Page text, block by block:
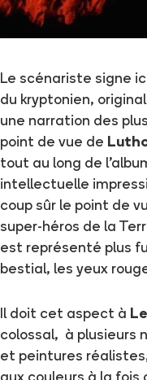
Le scénariste signe
du kryptonien,
une narration des
point de vue de
tout au long de
intellectuelle
coup sûr le point de
super-héros de la
est représenté plus
bestial, les yeux
Il doit cet aspect à
colossal, à plusieurs
et peintures